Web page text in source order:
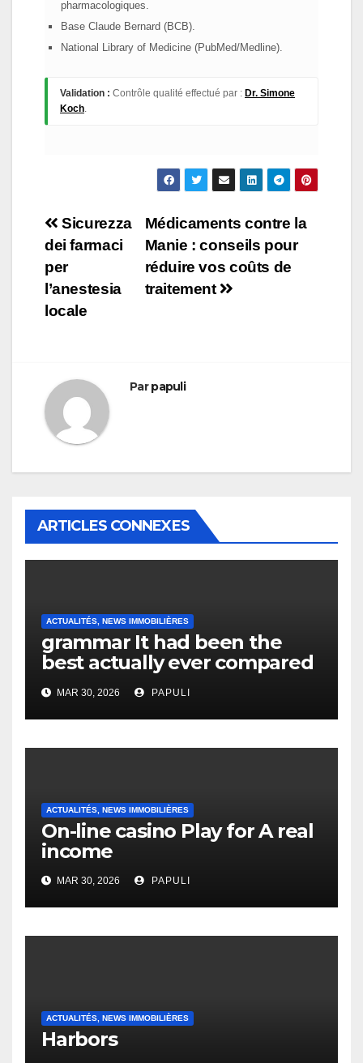
pharmacologiques.
Base Claude Bernard (BCB).
National Library of Medicine (PubMed/Medline).
Validation : Contrôle qualité effectué par : Dr. Simone
Koch.
Navigation
de
l’article
Médicaments contre la
Manie : conseils pour
réduire vos coûts de
traitement
Sicurezza
dei farmaci
per
l’anestesia
locale
Parpapuli
ARTICLES CONNEXES
ACTUALITÉS, NEWS IMMOBILIÈRES
grammar It had been the
best actually ever compared
to it’s the top actually?
English Vocabulary Learners
Heap Change
MAR 30, 2026 PAPULI
ACTUALITÉS, NEWS IMMOBILIÈRES
On-line casino Play for A real
income
MAR 30, 2026 PAPULI
ACTUALITÉS, NEWS IMMOBILIÈRES
Harbors